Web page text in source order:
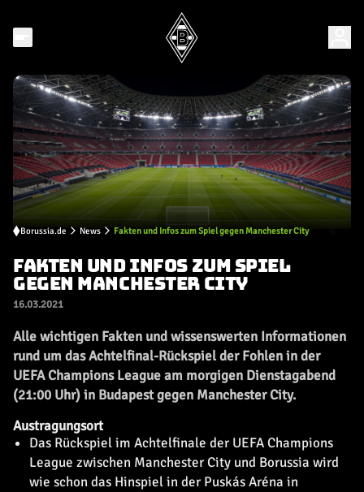
Borussia.de News Fakten und Infos zum Spiel gegen Manchester City
FAKTEN UND INFOS ZUM SPIEL
GEGEN MANCHESTER CITY
16.03.2021
Alle wichtigen Fakten und wissenswerten Informationen
rund um das Achtelfinal-Rückspiel der Fohlen in der
UEFA Champions League am morgigen Dienstagabend
(21:00 Uhr) in Budapest gegen Manchester City.
Austragungsort
Das Rückspiel im Achtelfinale der UEFA Champions
League zwischen Manchester City und Borussia wird
wie schon das Hinspiel in der Puskás Aréna in